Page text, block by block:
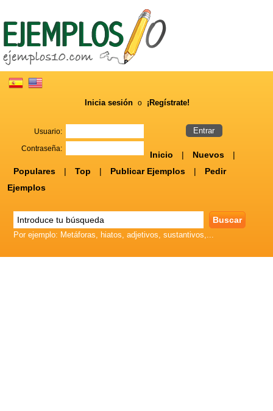
Inicia sesión o ¡Regístrate!
Usuario:
Contraseña:
Inicio | Nuevos
|
Populares
| Top | Publicar Ejemplos |
Pedir
Ejemplos
Por ejemplo: Metáforas, hiatos, adjetivos, sustantivos,...